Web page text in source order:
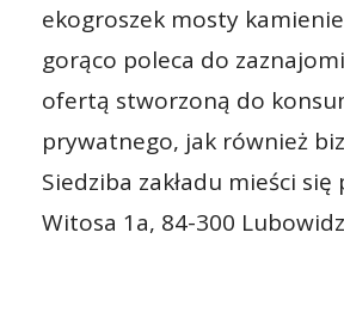
ekogroszek mosty
gorąco poleca do
ofertą stworzoną do
prywatnego, jak również
Siedziba zakładu mieści
Witosa 1a, 84-300